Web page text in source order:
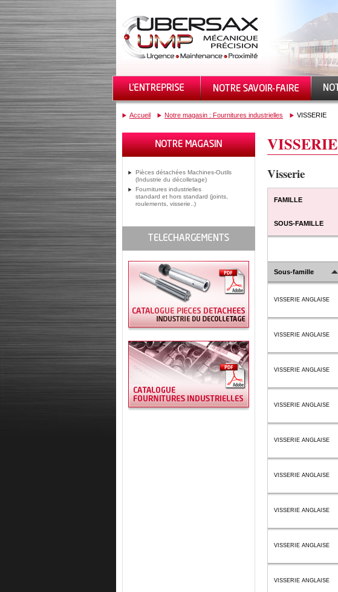
Accueil Notre magasin : Fournitures industrielles VISSERIE
Pièces détachées Machines-Outils
(Industrie du décolletage)
Fournitures industrielles
standard et hors standard (joints,
roulements, visserie..)
VISSERIE
Visserie
FAMILLE
SOUS-FAMILLE
Sous-famille
VISSERIE ANGLAISE
VISSERIE ANGLAISE
VISSERIE ANGLAISE
VISSERIE ANGLAISE
VISSERIE ANGLAISE
VISSERIE ANGLAISE
VISSERIE ANGLAISE
VISSERIE ANGLAISE
VISSERIE ANGLAISE